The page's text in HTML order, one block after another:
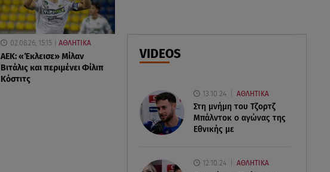
09.08.26 , 10:13
πέφτει» στα λιμάνια
VIDEOS
13.10.24 ΑΘΛΗΤΙΚΑ
Στη μνήμη του Τζορτζ
Μπάλντοκ ο αγώνας της
Εθνικής με
12.10.24 ΑΘΛΗΤΙΚΑ
02.08.26, 15:15 ΑΘΛΗΤΙΚΑ
ΑΕΚ: «Έκλεισε» Μίλαν
Βιτάλις και περιμένει Φίλιπ
Κόστιτς